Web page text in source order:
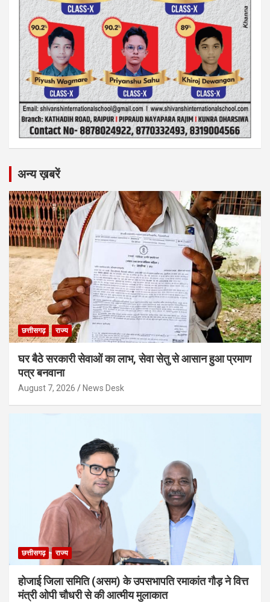
अन्य ख़बरें
छत्तीसगढ़ राज्य
घर बैठे सरकारी सेवाओं का लाभ, सेवा सेतु से आसान हुआ प्रमाण
पत्र बनवाना
August 7, 2026 News Desk
छत्तीसगढ़ राज्य
होजाई जिला समिति (असम) के उपसभापति रमाकांत गौड़ ने वित्त
मंत्री ओपी चौधरी से की आत्मीय मुलाकात